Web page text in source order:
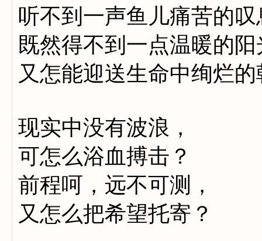
听不到一声鱼儿痛苦的叹
既然得不到一点温暖的阳
又怎能迎送生命中绚烂
现实中没有波浪，
可怎么浴血搏击？
前程呵，远不可测，
又怎么把希望托寄？